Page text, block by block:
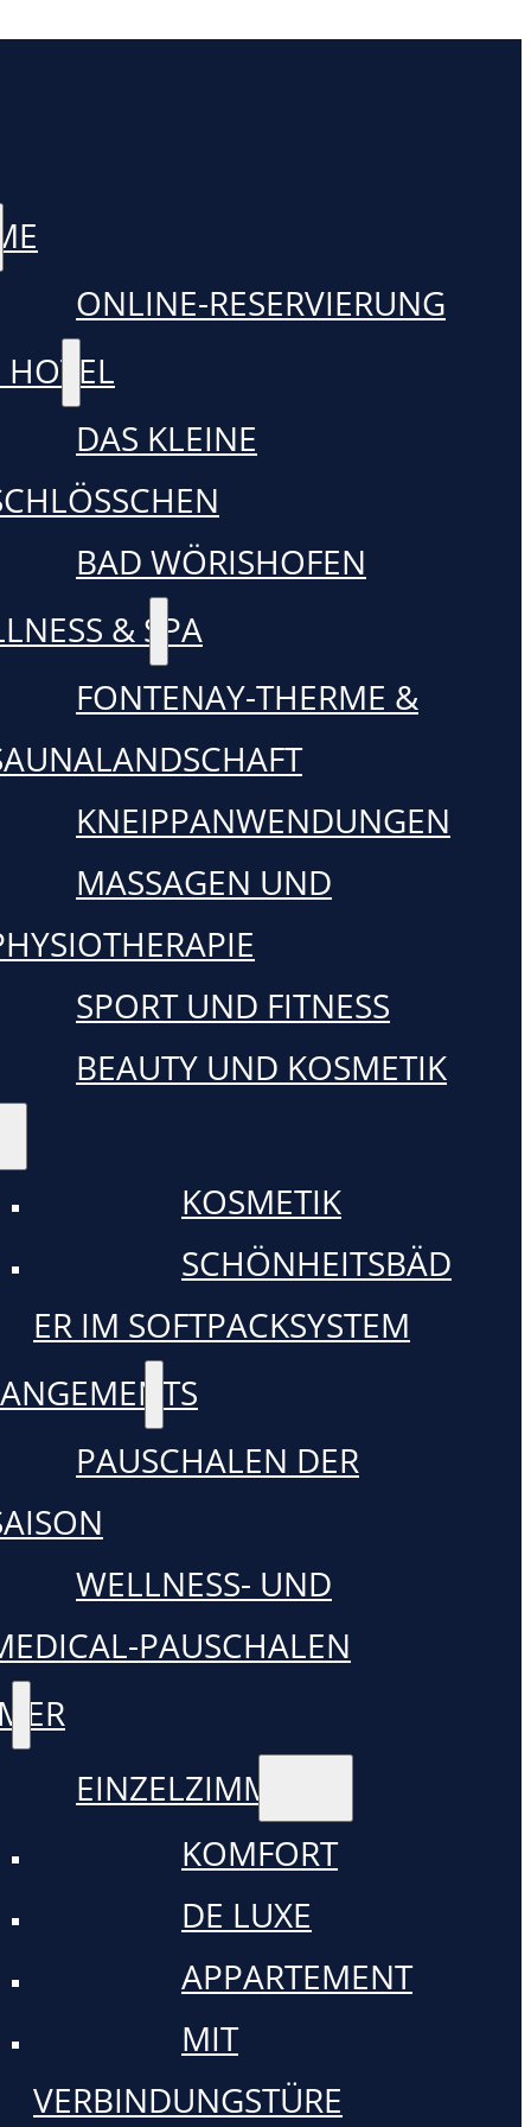
ONLINE-RESERVIERUNG
HOTEL
DAS KLEINE
BAD WÖRISHOFEN
& SPA
FONTENAY-THERME &
KNEIPPANWENDUNGEN
MASSAGEN UND
SPORT UND FITNESS
BEAUTY UND KOSMETIK
KOSMETIK
SCHÖNHEITSBÄD
ER IM SOFTPACKSYSTEM
PAUSCHALEN DER
WELLNESS- UND
PAUSCHALEN
EINZELZIMMER
KOMFORT
DE LUXE
APPARTEMENT
MIT
VERBINDUNGSTÜRE